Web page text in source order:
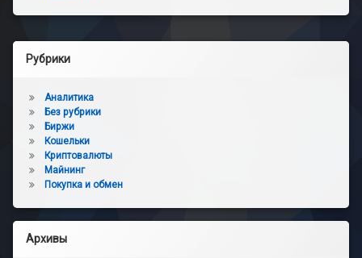
Рубрики
Аналитика
Без рубрики
Биржи
Кошельки
Криптовалюты
Майнинг
Покупка и обмен
Архивы